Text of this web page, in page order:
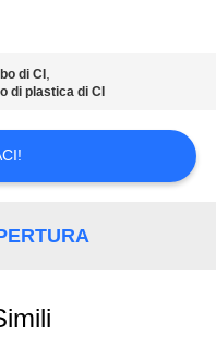
di CI ,
di plastica di CI